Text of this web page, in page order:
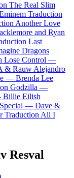
The Real Slim
Traduction
Another Love
and Ryan
Last
Dragons
Lose Control —
& Rauw Alejandro
— Brenda Lee
Godzilla —
Billie Eilish
— Dave &
Traduction All I
Resval